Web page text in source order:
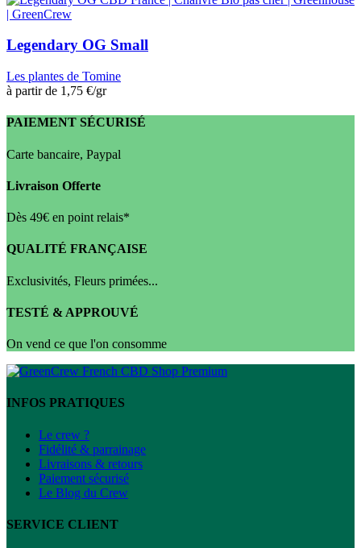
Legendary OG Small
Les plantes de Tomine
à partir de 1,75 €/gr
PAIEMENT SÉCURISÉ
Carte bancaire, Paypal
Livraison Offerte
Dès 49€ en point relais*
QUALITÉ FRANÇAISE
Exclusivités, Fleurs primées...
TESTÉ & APPROUVÉ
On vend ce que l'on consomme
INFOS PRATIQUES
Le crew ?
Fidélité & parrainage
Livraisons & retours
Paiement sécurisé
Le Blog du Crew
SERVICE CLIENT